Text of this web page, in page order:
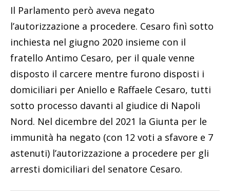
Il Parlamento però aveva negato
l’autorizzazione a procedere. Cesaro finì sotto
inchiesta nel giugno 2020 insieme con il
fratello Antimo Cesaro, per il quale venne
disposto il carcere mentre furono disposti i
domiciliari per Aniello e Raffaele Cesaro, tutti
sotto processo davanti al giudice di Napoli
Nord. Nel dicembre del 2021 la Giunta per le
immunità ha negato (con 12 voti a sfavore e 7
astenuti) l’autorizzazione a procedere per gli
arresti domiciliari del senatore Cesaro.